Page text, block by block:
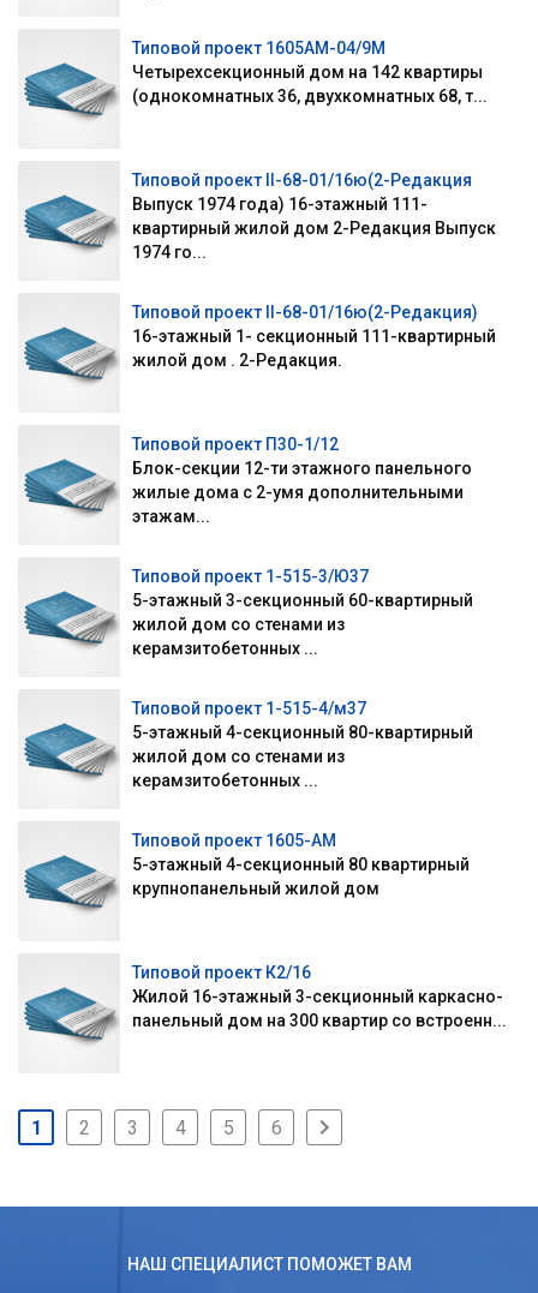
Типовой проект 1605АМ-04/9М
Четырехсекционный дом на 142 квартиры
(однокомнатных 36, двухкомнатных 68, т...
Типовой проект II-68-01/16ю(2-Редакция
Выпуск 1974 года) 16-этажный 111-
квартирный жилой дом 2-Редакция Выпуск
1974 го...
Типовой проект II-68-01/16ю(2-Редакция)
16-этажный 1- секционный 111-квартирный
жилой дом . 2-Редакция.
Типовой проект П30-1/12
Блок-секции 12-ти этажного панельного
жилые дома с 2-умя дополнительными
этажам...
Типовой проект 1-515-3/Ю37
5-этажный 3-секционный 60-квартирный
жилой дом со стенами из
керамзитобетонных ...
Типовой проект 1-515-4/м37
5-этажный 4-секционный 80-квартирный
жилой дом со стенами из
керамзитобетонных ...
Типовой проект 1605-АМ
5-этажный 4-секционный 80 квартирный
крупнопанельный жилой дом
Типовой проект К2/16
Жилой 16-этажный 3-секционный каркасно-
панельный дом на 300 квартир со встроенн...
1 2 3 4 5 6
НАШ СПЕЦИАЛИСТ ПОМОЖЕТ ВАМ